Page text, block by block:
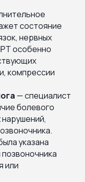
состояние
нервных
особенно
компрессии
— специалист
болевого
указана
или